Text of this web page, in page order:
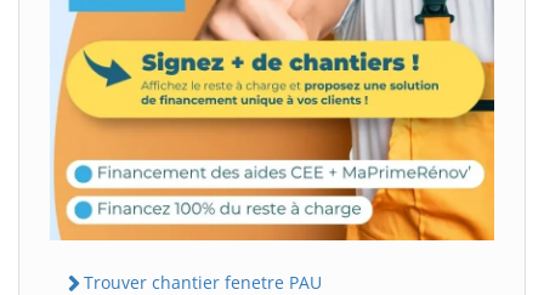
Trouver chantier fenetre PAU